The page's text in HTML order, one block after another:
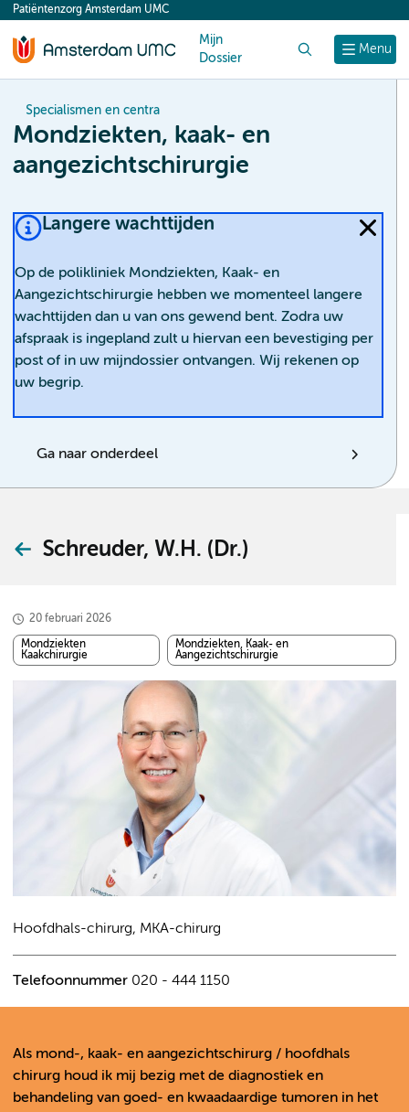
content
Menu
Patiëntenzorg Amsterdam UMC
Mijn
Dossier
Specialismen en centra
Mondziekten, kaak- en
aangezichtschirurgie
Langere wachttijden
Op de polikliniek Mondziekten, Kaak- en
Aangezichtschirurgie hebben we momenteel langere
wachttijden dan u van ons gewend bent. Zodra uw
afspraak is ingepland zult u hiervan een bevestiging per
post of in uw mijndossier ontvangen. Wij rekenen op
uw begrip.
Ga naar onderdeel
Schreuder, W.H. (Dr.)
20 februari 2026
Mondziekten
Kaakchirurgie
Mondziekten, Kaak- en
Aangezichtschirurgie
Hoofdhals-chirurg, MKA-chirurg
Telefoonnummer 020 - 444 1150
Als mond-, kaak- en aangezichtschirurg / hoofdhals
chirurg houd ik mij bezig met de diagnostiek en
behandeling van goed- en kwaadaardige tumoren in het